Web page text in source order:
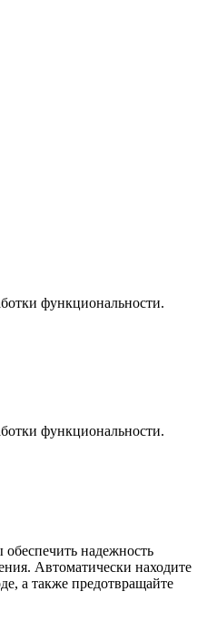
функциональности.
функциональности.
обеспечить надежность
Автоматически находите
а также предотвращайте